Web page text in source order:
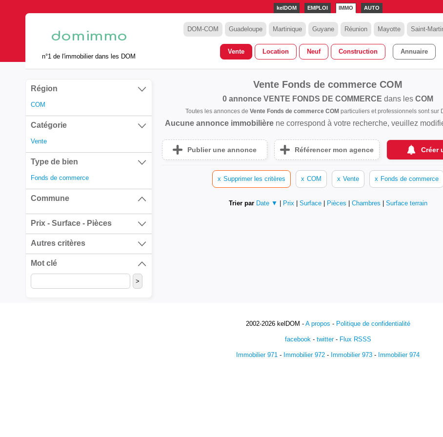
kelDOM EMPLOI IMMO AUTO
n°1 de l'immobilier dans les DOM
DOM-COM Guadeloupe Martinique Guyane Réunion Mayotte Saint-
Vente Location Neuf Construction Annuaire
Région
COM
Catégorie
Vente
Type de bien
Fonds de commerce
Commune
Prix - Surface - Pièces
Autres critères
Mot clé
Vente Fonds de commerce COM
0 annonce VENTE FONDS DE COMMERCE dans les COM
Toutes les annonces de Vente Fonds de commerce COM particuliers et professionnels sont sur
Aucune annonce immobilièrene correspond à votre recherche, veuillez
Publier une annonce Référencer mon agence Créer
x Supprimer les critères x COM x Vente x Fonds de commerce
Trier par Date ▼ Prix Surface Pièces Chambres Surface terrain
2002-2026 kelDOM - A propos - Politique de confidentialité
facebook- twitter- Flux RSSS
Immobilier 971 - Immobilier 972 - Immobilier 973 - Immobilier 974